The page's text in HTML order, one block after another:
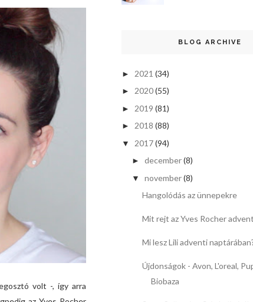
volt -, így arra
BLOG ARCHIVE
► 2021 (34)
► 2020(55)
► 2019 (81)
► 2018 (88)
▼ 2017(94)
► december(8)
▼ november(8)
Hangolódás az ünnepekre
Mit rejt az Yves Rocher
Mi lesz Lili adventi
Újdonságok - Avon, L'oreal,
Biobaza